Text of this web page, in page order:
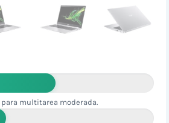
para multitarea moderada.